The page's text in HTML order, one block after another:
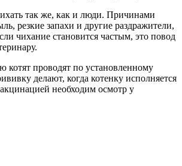
так же, как и люди. Причинами
резкие запахи и другие раздражители,
чихание становится частым, это повод
котят проводят по установленному
делают, когда котенку исполняется
необходим осмотр у